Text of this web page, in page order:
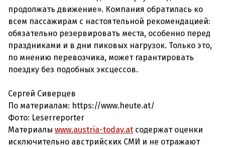
продолжать движение». Компания обратилась ко
всем пассажирам с настоятельной рекомендацией:
обязательно резервировать места, особенно перед
праздниками и в дни пиковых нагрузок. Только это,
по мнению перевозчика, может гарантировать
поездку без подобных эксцессов.
Сергей Сиверцев
По материалам: https://www.heute.at/
Фото: Leserreporter
Материалы www.austria-today.at содержат оценки
исключительно австрийских СМИ и не отражают